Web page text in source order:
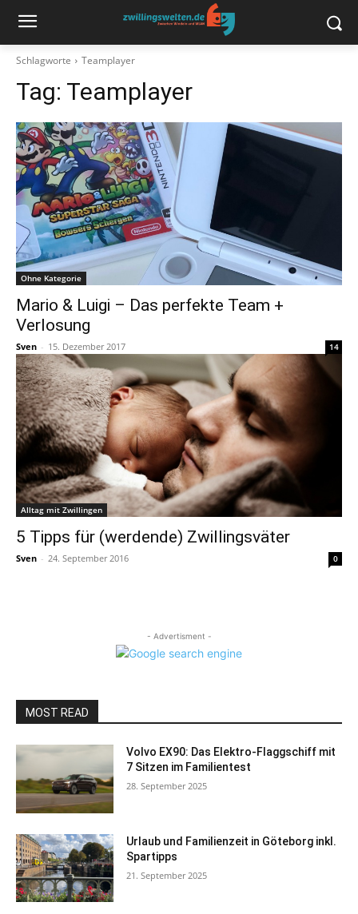
Schlagworte Teamplayer
Tag: Teamplayer
Ohne Kategorie
Mario & Luigi – Das perfekte Team +
Verlosung
Sven - 15. Dezember 2017 14
Alltag mit Zwillingen
5 Tipps für (werdende) Zwillingsväter
Sven - 24. September 2016 0
- Advertisment -
MOST READ
Volvo EX90: Das Elektro-Flaggschiff mit
7 Sitzen im Familientest
28. September 2025
Urlaub und Familienzeit in Göteborg inkl.
Spartipps
21. September 2025